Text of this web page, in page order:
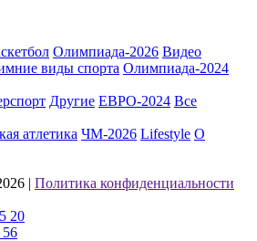
Олимпиада-2026 Видео
виды спорта Олимпиада-2024
Другие ЕВРО-2024 Все
атлетика ЧМ-2026 Lifestyle О
| Политика конфиденциальности
20
56